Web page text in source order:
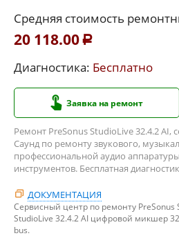
Средняя стоимость
20 118.00 Р
Диагностика: Бесплатно
Заявка на ремонт
Ремонт PreSonus StudioLive 32.4.2 AI,
Саунд по ремонту звукового,
профессиональной аудио
инструментов. Бесплатная
ДОКУМЕНТАЦИЯ
Сервисный центр по ремонту PreSonus
StudioLive 32.4.2 AI цифровой микшер
bus.